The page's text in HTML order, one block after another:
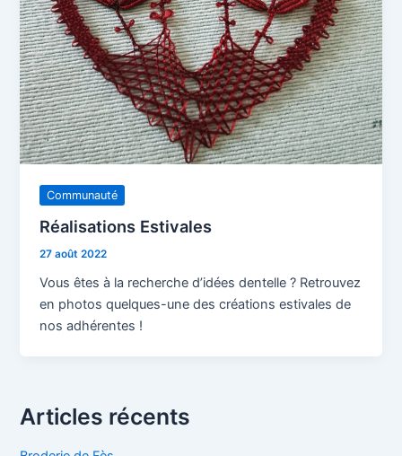
Communauté
Réalisations Estivales
27 août 2022
Vous êtes à la recherche d’idées dentelle ? Retrouvez
en photos quelques-une des créations estivales de
nos adhérentes !
Articles récents